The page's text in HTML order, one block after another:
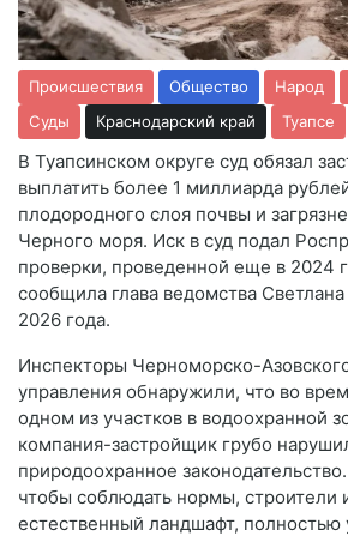
Происшествия Общество Народ
Суды
Краснодарский край Туапсе
В Туапсинском округе суд обязал
выплатить более 1 миллиарда
плодородного слоя почвы и
Черного моря. Иск в суд подал
проверки, проведенной еще в 2024
сообщила глава ведомства
2026 года.
Инспекторы Черноморско-
управления обнаружили, что во
одном из участков в водоохранной
компания-застройщик грубо
природоохранное
чтобы соблюдать нормы, строители
естественный ландшафт, полностью